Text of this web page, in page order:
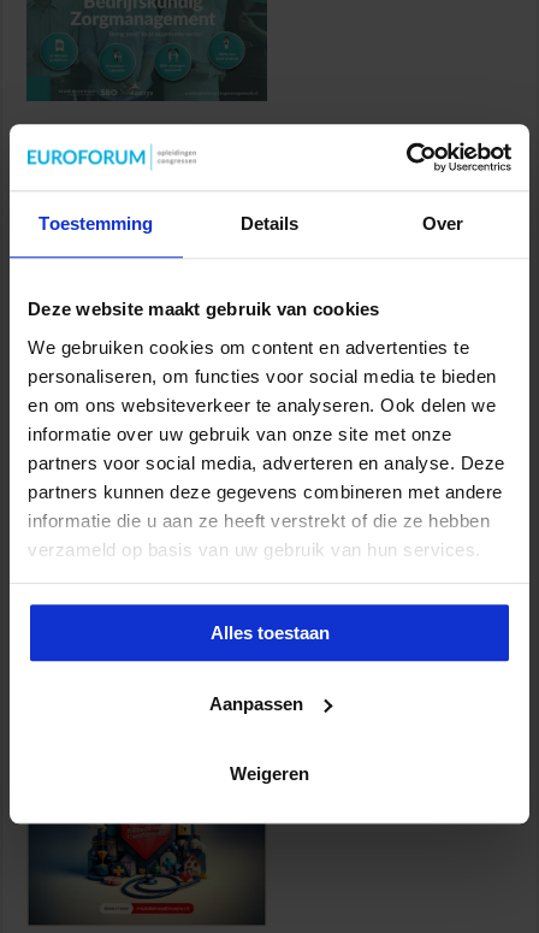
Toestemming Details Over
Deze website maakt gebruik van cookies
We gebruiken cookies om content en advertenties te
personaliseren, om functies voor social media te bieden
en om ons websiteverkeer te analyseren. Ook delen we
informatie over uw gebruik van onze site met onze
partners voor social media, adverteren en analyse. Deze
partners kunnen deze gegevens combineren met andere
informatie die u aan ze heeft verstrekt of die ze hebben
verzameld op basis van uw gebruik van hun services.
Alles toestaan
Aanpassen
Weigeren
Jaaropleiding Bedrijfskundig Zorgmanagement
Zorg
Verkorte opleiding voor de Jurist in de Zorg